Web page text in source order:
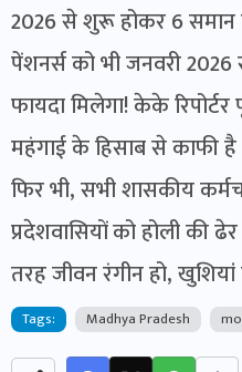
2026 से शुरू होकर 6 समान
पेंशनर्स को भी जनवरी
फायदा मिलेगा! केके
महंगाई के हिसाब से काफी
फिर भी, सभी शासकीय
प्रदेशवासियों को होली की
तरह जीवन रंगीन हो,
Tags: Madhya Pradesh